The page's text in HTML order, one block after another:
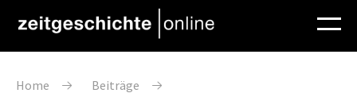
Pfadnavigation
Home
Beiträge